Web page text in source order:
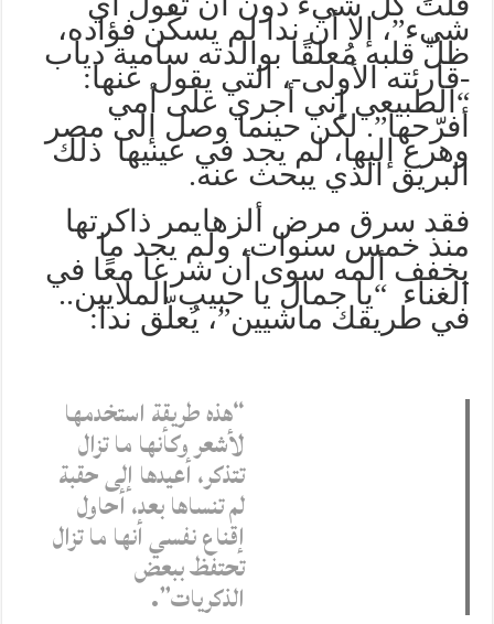
شيء”، إلا أن ندا لم يسكُن فؤاده،
ظلّ قلبه مُعلقًا بوالدته سامية دياب
-قارئته الأولى-، التي يقول عنها:
“الطبيعي إني أجري على أمي
أفرّحها”. لكن حينما وصل إلى مصر
وهرع إليها، لم يجد في عينيها ذلك
البريق الذي يبحث عنه.
فقد سرق مرض ألزهايمر ذاكرتها
منذ خمس سنوات، ولم يجد ما
يخفف ألمه سوى أن شرعا معًا في
الغناء “يا جمال يا حبيب الملايين..
في طريقك ماشيين”، يُعلّق ندا:
“هذه طريقة استخدمها
لأشعر وكأنها ما تزال
تتذكر، أعيدها إلى حقبة
لم تنساها بعد، أحاول
إقناع نفسي أنها ما تزال
تحتفظ ببعض
الذكريات”.